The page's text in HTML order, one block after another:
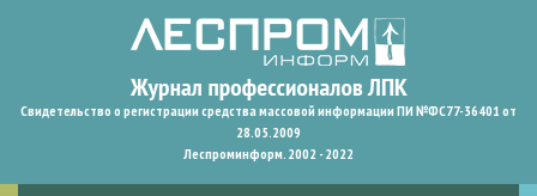
Свидетельство о регистрации средства массовой информации ПИ №ФС77-36401 от
28.05.2009
Леспроминформ. 2002 - 2022